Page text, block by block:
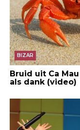
BIZAR
Bruid uit Ca
als dank (video)